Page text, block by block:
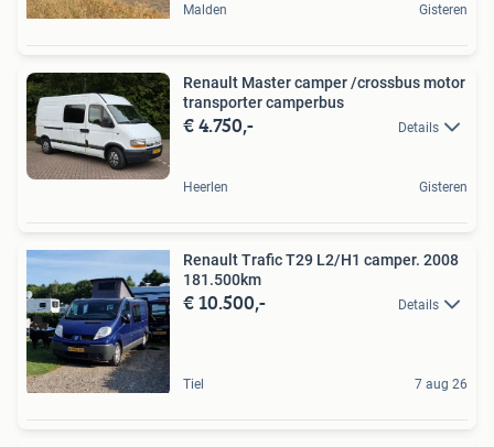
Malden Gisteren
Renault Master camper /crossbus motor
transporter camperbus
€ 4.750,- Details
Heerlen Gisteren
Renault Trafic T29 L2/H1 camper. 2008
181.500km
€ 10.500,- Details
Tiel 7 aug 26